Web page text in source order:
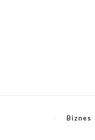
Biznes